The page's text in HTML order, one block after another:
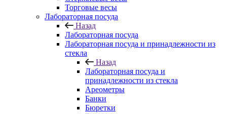
Торговые весы
Лабораторная посуда
Назад
Лабораторная посуда
Лабораторная посуда и принадлежности из
стекла
Назад
Лабораторная посуда и
принадлежности из стекла
Ареометры
Банки
Бюретки